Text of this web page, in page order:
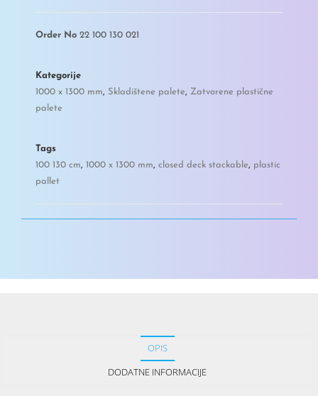
Order No 22 100 130 021
Kategorije
1000 x 1300 mm, Skladištene palete, Zatvorene plastične
palete
Tags
100 130 cm, 1000 x 1300 mm, closed deck stackable, plastic
pallet
OPIS
DODATNE INFORMACIJE